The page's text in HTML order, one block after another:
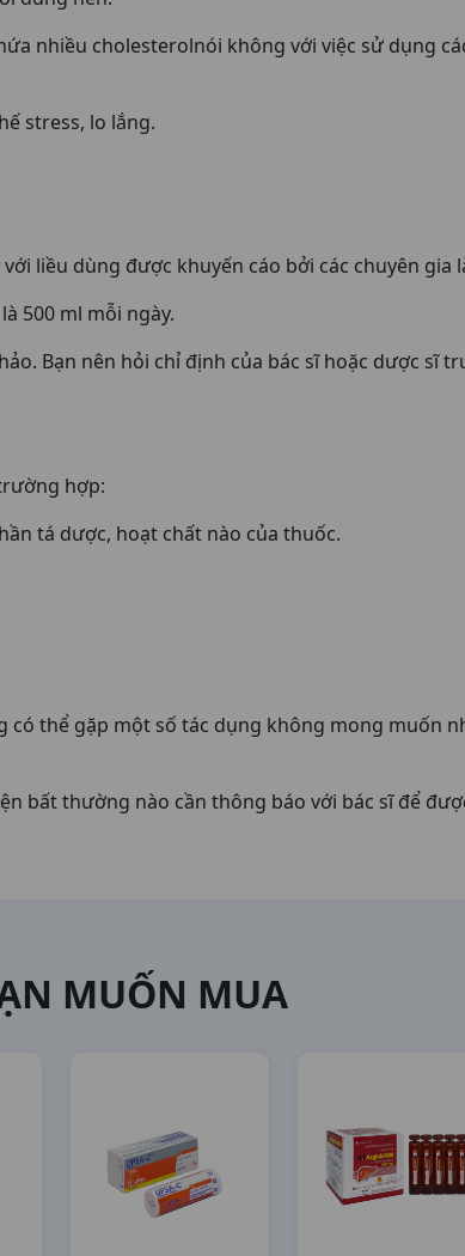
nhiều cholesterolnói không với việc sử dụng
stress, lo lắng.
liều dùng được khuyến cáo bởi các chuyên gia
500 ml mỗi ngày.
Bạn nên hỏi chỉ định của bác sĩ hoặc dược sĩ
hợp:
tá dược, hoạt chất nào của thuốc.
thể gặp một số tác dụng không mong muốn
bất thường nào cần thông báo với bác sĩ để
MUỐN MUA